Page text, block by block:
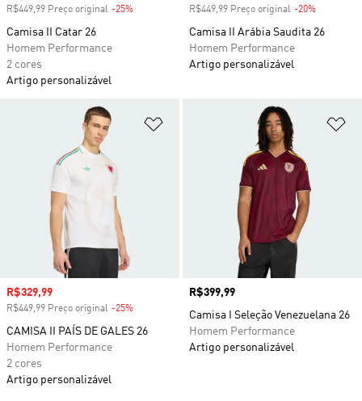
R$449,99 Preço original -25%
Camisa II Catar 26
Homem Performance
2 cores
Artigo personalizável
R$449,99 Preço original -20%
Camisa II Arábia Saudita 26
Homem Performance
Artigo personalizável
Adicionar à Lista de Desejos
Preço com desconto
R$329,99
R$449,99 Preço original -25%
CAMISA II PAÍS DE GALES 26
Homem Performance
2 cores
Artigo personalizável
Preço
R$399,99
Camisa I Seleção Venezuelana 26
Homem Performance
Artigo personalizável